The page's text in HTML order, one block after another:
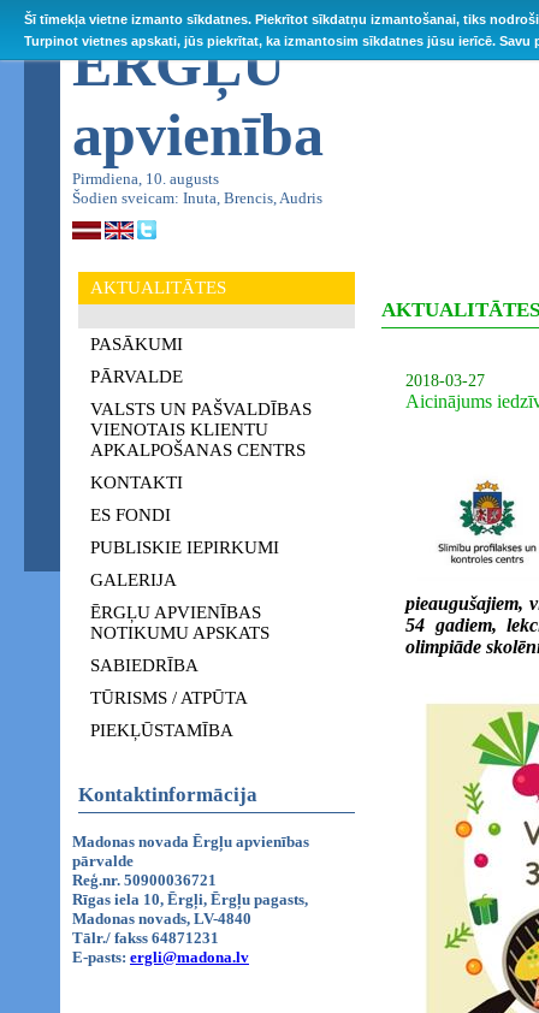
Šī tīmekļa vietne izmanto sīkdatnes. Piekrītot sīkdatņu izmantošanai, tiks
Turpinot vietnes apskati, jūs piekrītat, ka izmantosim sīkdatnes jūsu ierīcē.
ĒRGĻU
apvienība
Pirmdiena, 10. augusts
Šodien sveicam: Inuta, Brencis, Audris
AKTUALITĀTES
PASĀKUMI
PĀRVALDE
VALSTS UN PAŠVALDĪBAS
VIENOTAIS KLIENTU
APKALPOŠANAS CENTRS
KONTAKTI
ES FONDI
PUBLISKIE IEPIRKUMI
GALERIJA
ĒRGĻU APVIENĪBAS
NOTIKUMU APSKATS
SABIEDRĪBA
TŪRISMS / ATPŪTA
PIEKĻŪSTAMĪBA
Kontaktinformācija
Madonas novada Ērgļu apvienības
pārvalde
Reģ.nr. 50900036721
Rīgas iela 10, Ērgļi, Ērgļu pagasts,
Madonas novads, LV-4840
Tālr./ fakss 64871231
E-pasts: ergli@madona.lv
AKTUALITĀTES
2018-03-27
Aicinājums
pieaugušajiem,
54 gadiem,
olimpiāde